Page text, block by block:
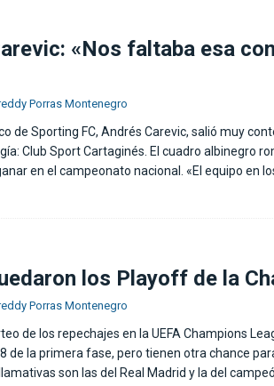
«Nos faltaba esa
Porras Montenegro
de Sporting FC, Andrés Carevic, salió muy
Club Sport Cartaginés. El cuadro albinegro
en el campeonato nacional. «El equipo en
los Playoff de la
Porras Montenegro
de los repechajes en la UEFA Champions
de la primera fase, pero tienen otra chance
son las del Real Madrid y la del